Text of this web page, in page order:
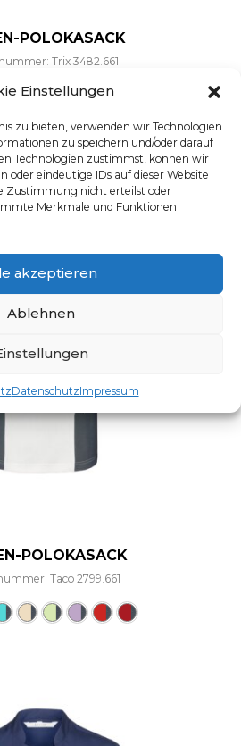
Einstellungen
zu bieten, verwenden wir Technologien
zu speichern und/oder darauf
Technologien zustimmst, können wir
oder eindeutige IDs auf dieser Website
Zustimmung nicht erteilst oder
Merkmale und Funktionen
akzeptieren
Ablehnen
DatenschutzImpressum
POLOKASACK
Trix 3482.661
POLOKASACK
Taco 2799.661